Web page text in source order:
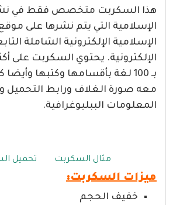
هذا السكربت متخصص فقط في
الإسلامية التي يتم نشرها على
الإسلامية الإلكترونية الشاملة
بـ 100 لغة بأقسامها وكتبها
معه صورة الغلاف ورابط التحميل
المعلومات الببليوغرافية.
مثال السكربت تحميل
ميزات السكربت:
خفيف الحجم